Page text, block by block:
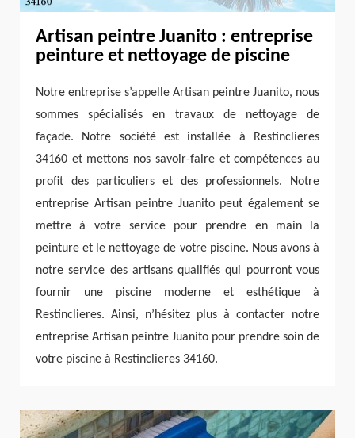
Artisan peintre Juanito : entreprise
peinture et nettoyage de piscine
Notre entreprise s’appelle Artisan peintre Juanito, nous
sommes spécialisés en travaux de nettoyage de
façade. Notre société est installée à Restinclieres
34160 et mettons nos savoir-faire et compétences au
profit des particuliers et des professionnels. Notre
entreprise Artisan peintre Juanito peut également se
mettre à votre service pour prendre en main la
peinture et le nettoyage de votre piscine. Nous avons à
notre service des artisans qualifiés qui pourront vous
fournir une piscine moderne et esthétique à
Restinclieres. Ainsi, n’hésitez plus à contacter notre
entreprise Artisan peintre Juanito pour prendre soin de
votre piscine à Restinclieres 34160.